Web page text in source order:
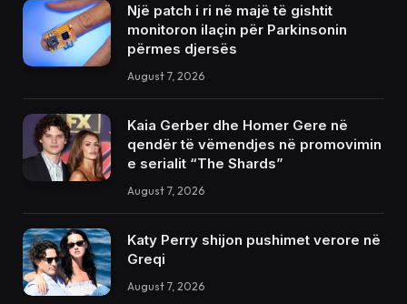
Një patch i ri në majë të gishtit
monitoron ilaçin për Parkinsonin
përmes djersës
August 7, 2026
Kaia Gerber dhe Homer Gere në
qendër të vëmendjes në promovimin
e serialit “The Shards”
August 7, 2026
Katy Perry shijon pushimet verore në
Greqi
August 7, 2026